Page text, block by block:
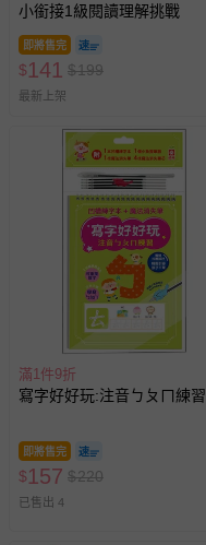
小銜接1級閱讀理解挑戰
即將售完
$141 $199
最新上架
滿1件9折
寫字好好玩:注音ㄅㄆㄇ練習
即將售完
$157 $220
已售出 4